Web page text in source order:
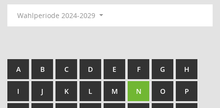
Wahlperiode 2024-2029
A B C D E F G H
I J K L M N O P